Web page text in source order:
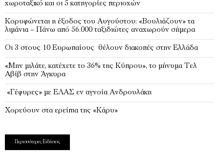
χωροταξικό και οι 5 κατηγορίες περιοχών
Κορυφώνεται η έξοδος του Αυγούστου: «Βουλιάζουν» τα
λιμάνια – Πάνω από 56.000 ταξιδιώτες αναχωρούν σήμερα
Οι 3 στους 10 Ευρωπαίους θέλουν διακοπές στην Ελλάδα
«Μην μιλάτε, κατέχετε το 36% της Κύπρου», το μήνυμα Τελ
Αβίβ στην Άγκυρα
«Γέφυρες» με ΕΛΑΣ εν αγνοία Ανδρουλάκη
Χορεύουν στα ερείπια της «Κάρυ»
Περισσότερες Ειδήσεις